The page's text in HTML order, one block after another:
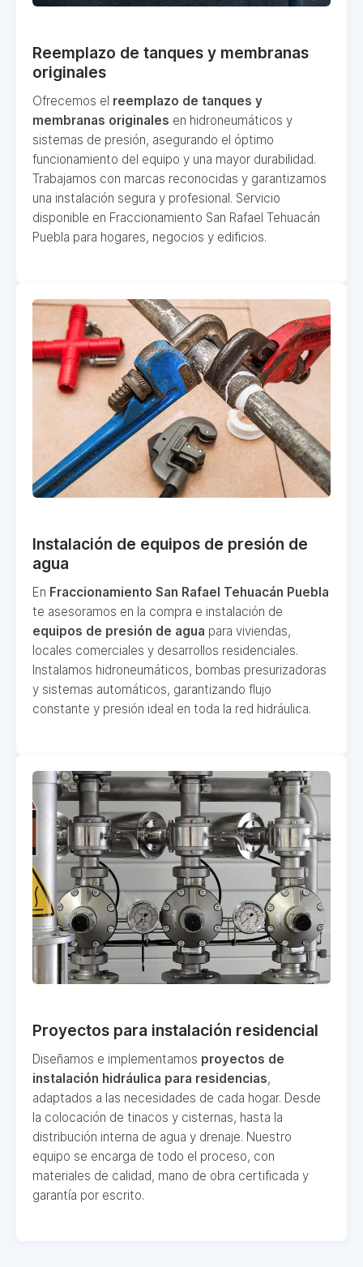
Reemplazo de tanques y membranas
originales
Ofrecemos el reemplazo de tanques y
membranas originales en hidroneumáticos y
sistemas de presión, asegurando el óptimo
funcionamiento del equipo y una mayor durabilidad.
Trabajamos con marcas reconocidas y garantizamos
una instalación segura y profesional. Servicio
disponible en Fraccionamiento San Rafael Tehuacán
Puebla para hogares, negocios y edificios.
Instalación de equipos de presión de
agua
En Fraccionamiento San Rafael Tehuacán Puebla
te asesoramos en la compra e instalación de
equipos de presión de agua para viviendas,
locales comerciales y desarrollos residenciales.
Instalamos hidroneumáticos, bombas presurizadoras
y sistemas automáticos, garantizando flujo
constante y presión ideal en toda la red hidráulica.
Proyectos para instalación residencial
Diseñamos e implementamos proyectos de
instalación hidráulica para residencias,
adaptados a las necesidades de cada hogar. Desde
la colocación de tinacos y cisternas, hasta la
distribución interna de agua y drenaje. Nuestro
equipo se encarga de todo el proceso, con
materiales de calidad, mano de obra certificada y
garantía por escrito.